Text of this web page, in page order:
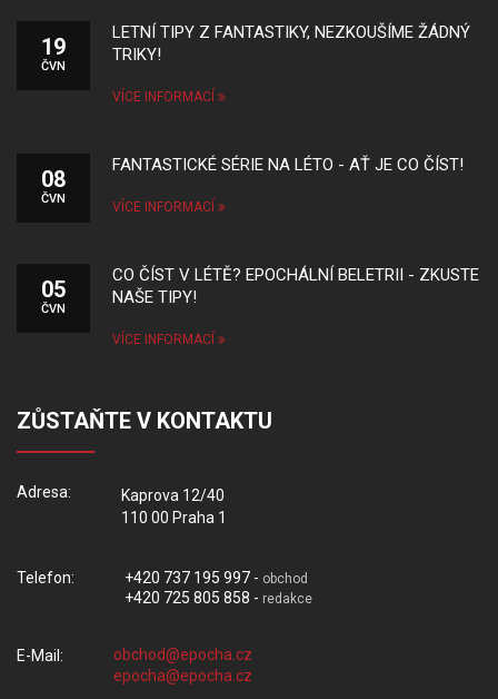
19
ČVN
LETNÍ TIPY Z FANTASTIKY, NEZKOUŠÍME ŽÁDNÝ
TRIKY!
VÍCE INFORMACÍ
08
ČVN
FANTASTICKÉ SÉRIE NA LÉTO - AŤ JE CO ČÍST!
VÍCE INFORMACÍ
05
ČVN
CO ČÍST V LÉTĚ? EPOCHÁLNÍ BELETRII - ZKUSTE
NAŠE TIPY!
VÍCE INFORMACÍ
ZŮSTAŇTE V KONTAKTU
Adresa:
Kaprova 12/40
110 00 Praha 1
Telefon: +420 737 195 997 - obchod
+420 725 805 858 - redakce
E-Mail: